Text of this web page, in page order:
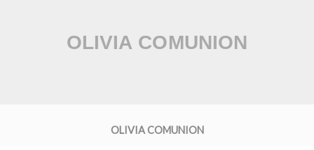
OLIVIA COMUNION